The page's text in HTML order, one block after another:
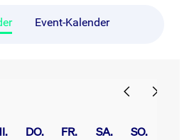
Event-Kalender
DO. FR. SA. SO.